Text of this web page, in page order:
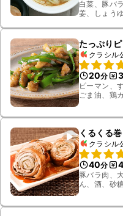
白菜、豚バ
姜、しょう
たっぷり
クラシル
20分
ピーマン、
ごま油、鶏
くるくる
クラシル
40分
豚バラ肉、
ん、酒、砂